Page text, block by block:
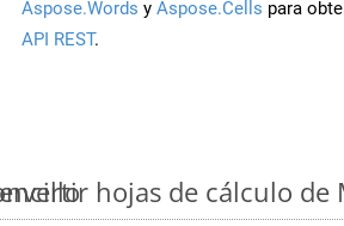
Aspose.Words y Aspose.Cells para
API REST.
hojas de cálculo de